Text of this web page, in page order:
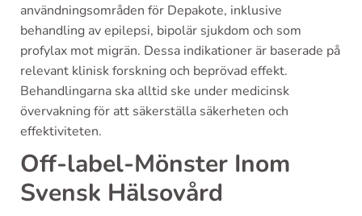
användningsområden för Depakote, inklusive
behandling av epilepsi, bipolär sjukdom och som
profylax mot migrän. Dessa indikationer är baserade på
relevant klinisk forskning och beprövad effekt.
Behandlingarna ska alltid ske under medicinsk
övervakning för att säkerställa säkerheten och
effektiviteten.
Off-label-Mönster Inom
Svensk Hälsovård